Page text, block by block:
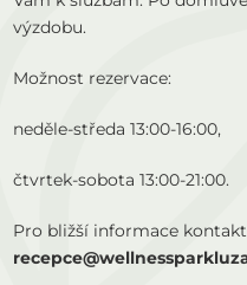
výzdobu.
Možnost rezervace:
neděle-středa 13:00-16:00,
čtvrtek-sobota 13:00-21:00.
Pro bližší informace